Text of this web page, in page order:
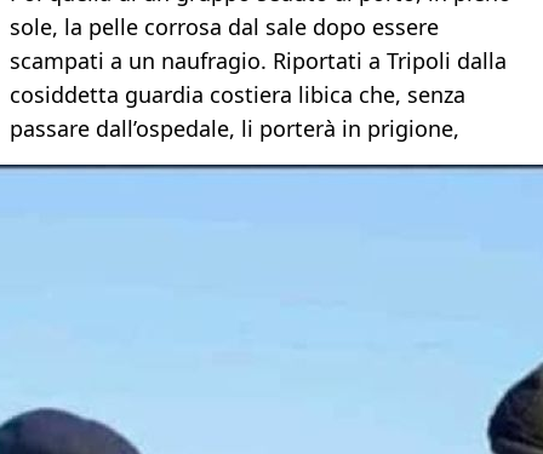
sole, la pelle corrosa dal sale dopo essere
scampati a un naufragio. Riportati a Tripoli dalla
cosiddetta guardia costiera libica che, senza
passare dall’ospedale, li porterà in prigione,